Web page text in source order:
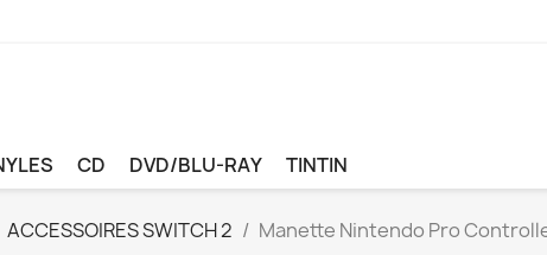
CD DVD/BLU-RAY TINTIN
ACCESSOIRES SWITCH 2 Manette Nintendo Pro